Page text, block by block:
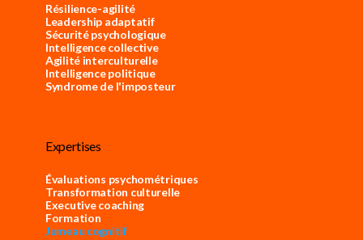
Résilience-agilité
Leadership adaptatif
Sécurité psychologique
Intelligence collective
Agilité interculturelle
Intelligence politique
Syndrome de l'imposteur
Expertises
Évaluations psychométriques
Transformation culturelle
Executive coaching
Formation
Jumeau cognitif